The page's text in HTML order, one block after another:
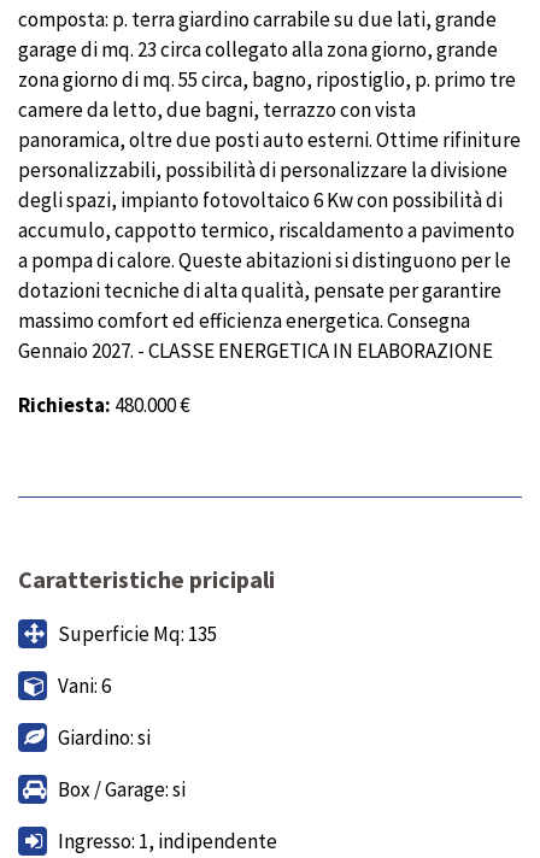
composta: p. terra giardino carrabile su due lati, grande
garage di mq. 23 circa collegato alla zona giorno, grande
zona giorno di mq. 55 circa, bagno, ripostiglio, p. primo tre
camere da letto, due bagni, terrazzo con vista
panoramica, oltre due posti auto esterni. Ottime rifiniture
personalizzabili, possibilità di personalizzare la divisione
degli spazi, impianto fotovoltaico 6 Kw con possibilità di
accumulo, cappotto termico, riscaldamento a pavimento
a pompa di calore. Queste abitazioni si distinguono per le
dotazioni tecniche di alta qualità, pensate per garantire
massimo comfort ed efficienza energetica. Consegna
Gennaio 2027. - CLASSE ENERGETICA IN ELABORAZIONE
Richiesta: 480.000 €
Caratteristiche pricipali
Superficie Mq: 135
Vani: 6
Giardino: si
Box / Garage: si
Ingresso: 1, indipendente